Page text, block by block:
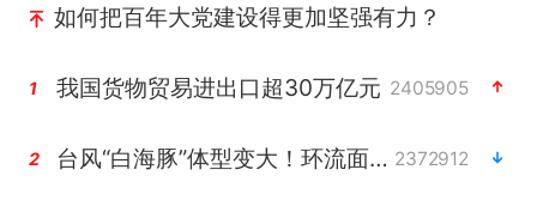
如何把百年大党建设得更加坚强有力？
1 我国货物贸易进出口超30万亿元 2405905
2 台风“白海豚”体型变大！环流面积接近13个浙江那么大 2372912